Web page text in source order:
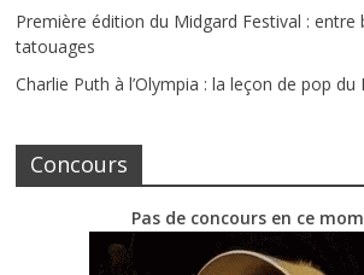
Première édition du Midgard Festival : entre
tatouages
Charlie Puth à l’Olympia : la leçon de pop
Concours
Pas de concours en ce